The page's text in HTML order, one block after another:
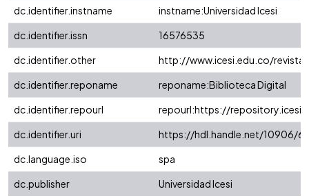
dc.identifier.instname
instname:Universidad Icesi
dc.identifier.issn
16576535
dc.identifier.other
http://www.icesi.edu.co/
dc.identifier.reponame
reponame:Biblioteca Digital
dc.identifier.repourl
repourl:https://
dc.identifier.uri
https://hdl.handle.net/10906/
dc.language.iso
spa
dc.publisher
Universidad Icesi